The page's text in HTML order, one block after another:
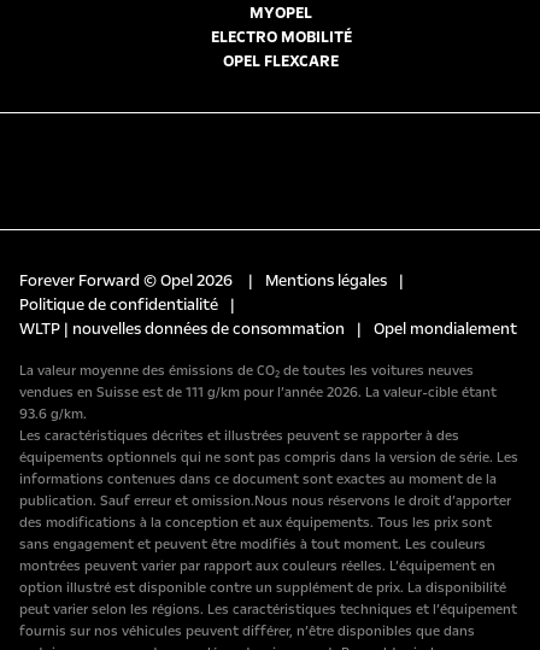
MYOPEL
ELECTRO MOBILITÉ
OPEL FLEXCARE
Forever Forward © Opel 2026 | Mentions légales
|
Politique de confidentialité
|
WLTP | nouvelles données de consommation
| Opel mondialement
La valeur moyenne des émissions de CO₂ de toutes les voitures neuves
vendues en Suisse est de 111 g/km pour l’année 2026. La valeur-cible étant
93.6 g/km.
Les caractéristiques décrites et illustrées peuvent se rapporter à des
équipements optionnels qui ne sont pas compris dans la version de série. Les
informations contenues dans ce document sont exactes au moment de la
publication. Sauf erreur et omission.Nous nous réservons le droit d’apporter
des modifications à la conception et aux équipements. Tous les prix sont
sans engagement et peuvent être modifiés à tout moment. Les couleurs
montrées peuvent varier par rapport aux couleurs réelles. L’équipement en
option illustré est disponible contre un supplément de prix. La disponibilité
peut varier selon les régions. Les caractéristiques techniques et l’équipement
fournis sur nos véhicules peuvent différer, n’être disponibles que dans